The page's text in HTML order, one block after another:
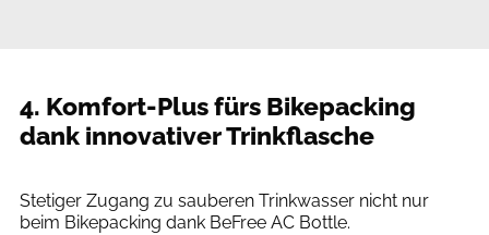
4. Komfort-Plus fürs Bikepacking
dank innovativer Trinkflasche
Stetiger Zugang zu sauberen Trinkwasser nicht nur
beim Bikepacking dank BeFree AC Bottle.